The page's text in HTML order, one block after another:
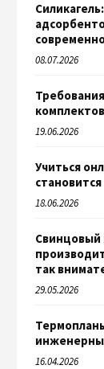
08.07.2026
19.06.2026
Учиться
18.06.2026
Свинцовый
так
29.05.2026
16.04.2026